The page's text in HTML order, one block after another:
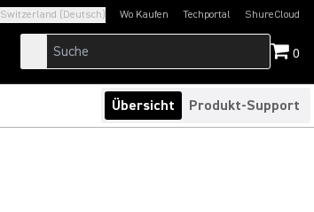
Switzerland (Deutsch) Wo Kaufen Techportal
(Opens in a new tab)ShureCloud
(Opens in a new
0
Übersicht Produkt-Support